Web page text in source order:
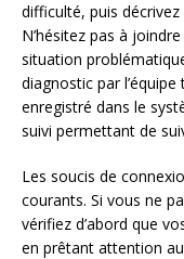
difficulté, puis
N’hésitez pas à
situation
diagnostic par
enregistré dans le
suivi permettant de
Les soucis de
courants. Si vous ne
vérifiez d’abord que
en prêtant attention